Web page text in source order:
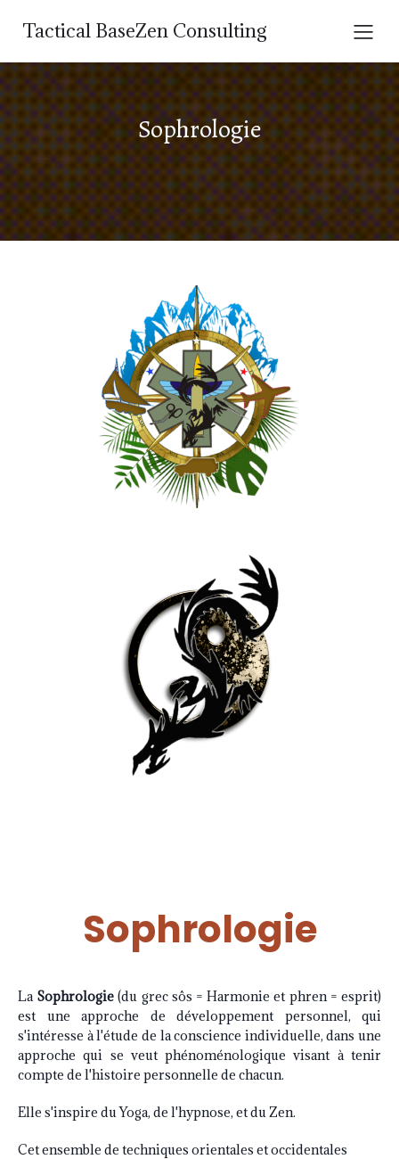
Tactical BaseZen Consulting
Sophrologie
Sophrologie
La Sophrologie (du grec sôs = Harmonie et phren = esprit)
est une approche de développement personnel, qui
s'intéresse à l'étude de la conscience individuelle, dans une
approche qui se veut phénoménologique visant à tenir
compte de l'histoire personnelle de chacun.
Elle s'inspire du Yoga, de l'hypnose, et du Zen.
Cet ensemble de techniques orientales et occidentales